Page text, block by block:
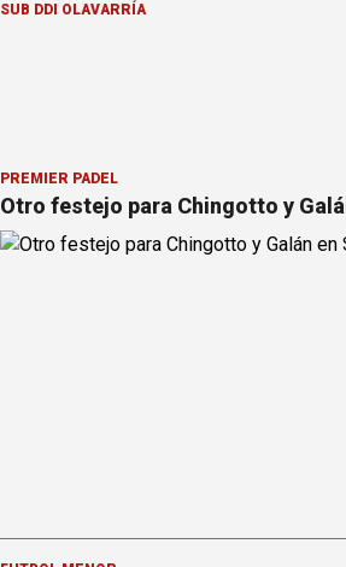
SUB DDI OLAVARRÍA
PREMIER PÁDEL
Otro festejo para Chingotto y